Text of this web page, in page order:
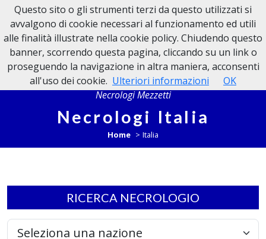
NECROLOGI MEZZETTI
Necrologi Mezzetti
Necrologi Italia
Home Italia
RICERCA NECROLOGIO
Questo sito o gli strumenti terzi da questo utilizzati si
avvalgono di cookie necessari al funzionamento ed utili
alle finalità illustrate nella cookie policy. Chiudendo questo
banner, scorrendo questa pagina, cliccando su un link o
proseguendo la navigazione in altra maniera, acconsenti
all'uso dei cookie. Ulteriori informazioni OK